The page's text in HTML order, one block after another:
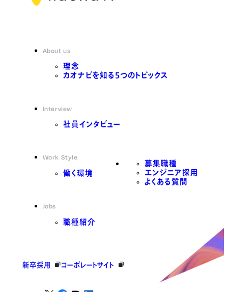
About us
理念
カオナビを知る5つのトピックス
Interview
社員インタビュー
Work Style
働く環境
Jobs
職種紹介
募集職種
エンジニア採用
よくある質問
新卒採用 コーポレートサイト